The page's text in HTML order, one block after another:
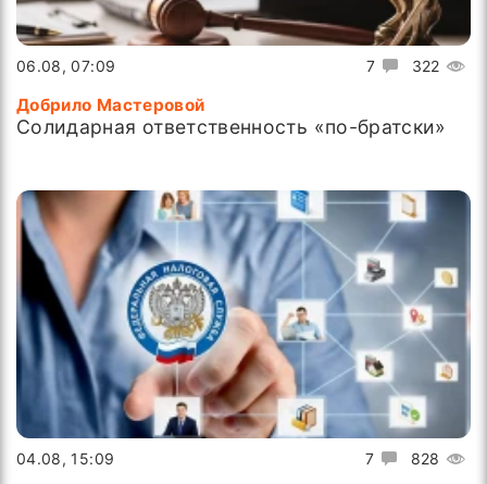
7 322
06.08, 07:09
Добрило Мастеровой
Солидарная ответственность «по-братски»
7 828
04.08, 15:09